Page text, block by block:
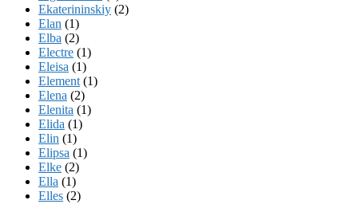
Ekaterininskiy (2)
Elan (1)
Elba (2)
Electre (1)
Eleisa (1)
Element (1)
Elena (2)
Elenita (1)
Elida (1)
Elin (1)
Elipsa (1)
Elke (2)
Ella (1)
Elles (2)